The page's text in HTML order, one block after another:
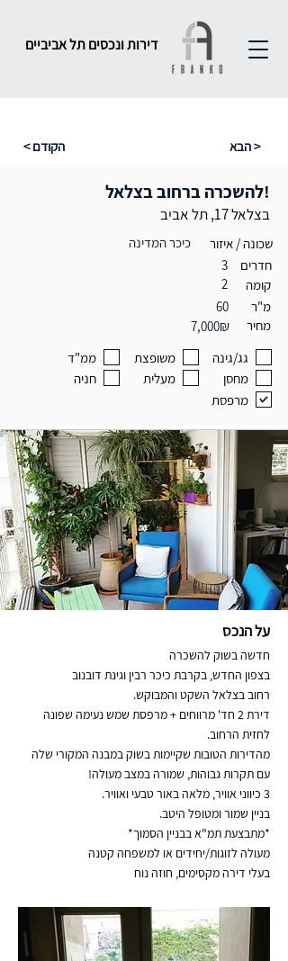
דירות ונכסים תל אביביים
< הקודם הבא >
!להשכרה ברחוב בצלאל
בצלאל 17, תל אביב
שכונה / איזור
כיכר המדינה
חדרים
3
קומה
2
מ"ר
60
7,000₪
מחיר
ממ"ד
חניה
משופצת
גג/גינה
מעלית
מחסן
מרפסת
על הנכס
חדשה בשוק להשכרה
בצפון החדש, בקרבת כיכר רבין וגינת דובנוב
רחוב בצלאל השקט והמבוקש.
דירת 2 חד' מרווחים + מרפסת שמש נעימה שפונה
לחזית הרחוב.
מהדירות הטובות שקיימות בשוק במבנה המקורי שלה
עם תקרות גבוהות, שמורה במצב מעולה!
3 כיווני אוויר, מלאה באור טבעי ואוויר.
בניין שמור ומטופל היטב.
*מתבצעת תמ"א בבניין הסמוך*
מעולה לזוגות/יחידים או למשפחה קטנה
בעלי דירה מקסימים, חוזה נוח